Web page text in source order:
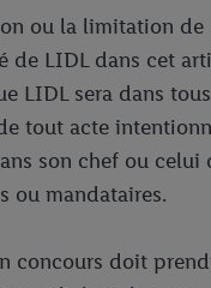
ou la limitation de
de LIDL dans cet
LIDL sera dans
tout acte
son chef ou celui
ou mandataires.
concours doit